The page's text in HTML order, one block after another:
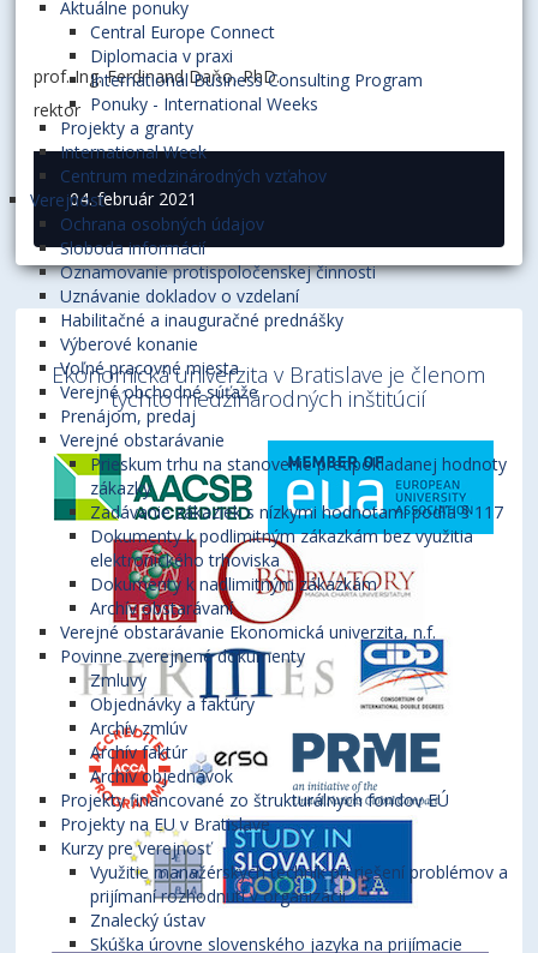
Aktuálne ponuky
Central Europe Connect
Diplomacia v praxi
International Business Consulting Program
Ponuky - International Weeks
Projekty a granty
International Week
Centrum medzinárodných vzťahov
Verejnosť
Ochrana osobných údajov
Sloboda informácií
Oznamovanie protispoločenskej činnosti
Uznávanie dokladov o vzdelaní
Habilitačné a inauguračné prednášky
Výberové konanie
Voľné pracovné miesta
Verejné obchodné súťaže
Prenájom, predaj
Verejné obstarávanie
Prieskum trhu na stanovenie predpokladanej hodnoty
zákazky
Zadávanie zákaziek s nízkymi hodnotami podľa § 117
Dokumenty k podlimitným zákazkám bez využitia
elektronického trhoviska
Dokumenty k nadlimitným zákazkám
Archív obstarávaní
Verejné obstarávanie Ekonomická univerzita, n.f.
Povinne zverejnené dokumenty
Zmluvy
Objednávky a faktúry
Archív zmlúv
Archív faktúr
Archív objednávok
Projekty financované zo štrukturálnych fondov EÚ
Projekty na EU v Bratislave
Kurzy pre verejnosť
Využitie manažérskych techník pri riešení problémov a
prijímaní rozhodnutí v organizácii
Znalecký ústav
Skúška úrovne slovenského jazyka na prijímacie
prof. Ing. Ferdinand Daňo, PhD.
rektor
04. február 2021
Ekonomická univerzita v Bratislave je členom
týchto medzinárodných inštitúcií